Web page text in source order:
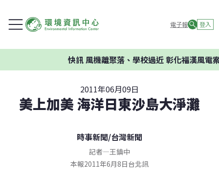
電子報 登入
快訊風機離聚落、學校過近 彰化福漢風電案
2011年06月09日
美上加美 海洋日東沙島大淨灘
時事新聞/台灣新聞
記者—王鎮中
本報2011年6月8日台北訊